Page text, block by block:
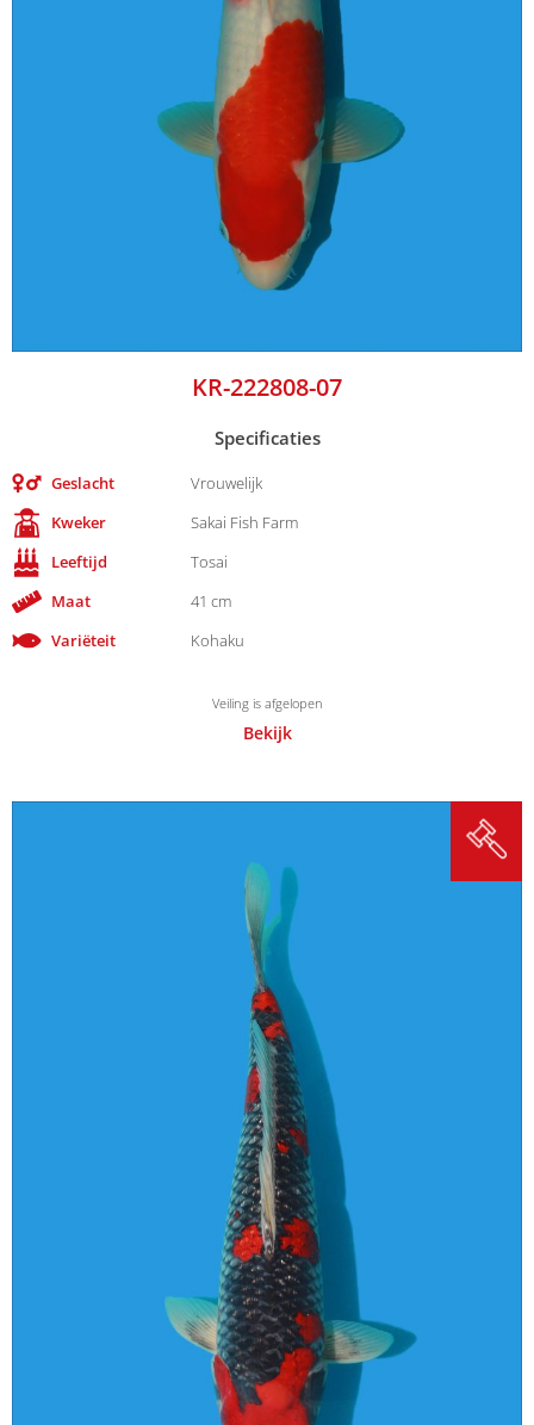
KR-222808-07
Specificaties
Geslacht
Vrouwelijk
Kweker
Sakai Fish Farm
Leeftijd
Tosai
Maat
41 cm
Variëteit
Kohaku
Veiling is afgelopen
Bekijk